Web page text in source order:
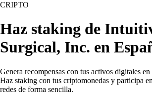
CRIPTO
Haz staking de
Surgical, Inc. en
Genera recompensas con tus activos digitales
Haz staking con tus criptomonedas y participa
redes de forma sencilla.